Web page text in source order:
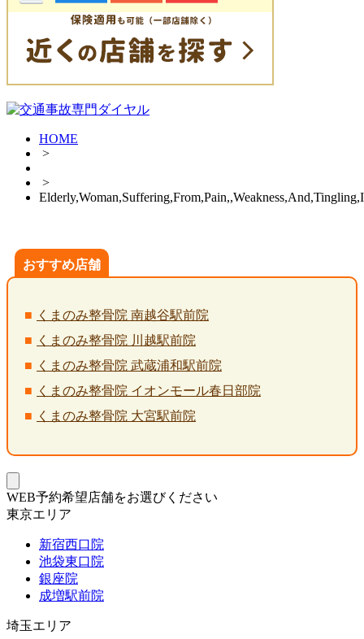
HOME
>
>
おすすめ店舗
くまのみ整骨院 南越谷駅前院
くまのみ整骨院 川越駅前院
くまのみ整骨院 武蔵浦和駅前院
くまのみ整骨院 イオンモール春日部院
くまのみ整骨院 大宮駅前院
WEB予約希望店舗をお選びください
東京エリア
新宿西口院
池袋東口院
銀座院
成増駅前院
埼玉エリア